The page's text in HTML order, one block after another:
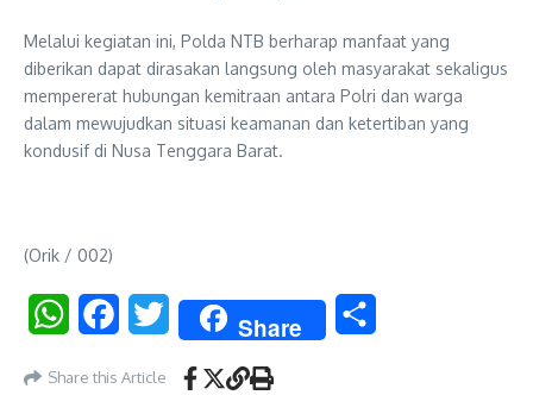
Melalui kegiatan ini, Polda NTB berharap manfaat yang
diberikan dapat dirasakan langsung oleh masyarakat sekaligus
mempererat hubungan kemitraan antara Polri dan warga
dalam mewujudkan situasi keamanan dan ketertiban yang
kondusif di Nusa Tenggara Barat.
(Orik / 002)
WhatsAppFacebookTwitter Share
Share this Article